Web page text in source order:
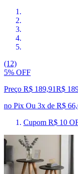
(12)
5% OFF
Preço R$ 189,91R$
no Pix Ou 3x de R$
Cupom R$ 10